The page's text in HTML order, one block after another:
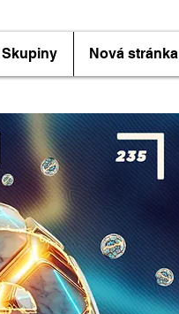
Skupiny Nová stránka